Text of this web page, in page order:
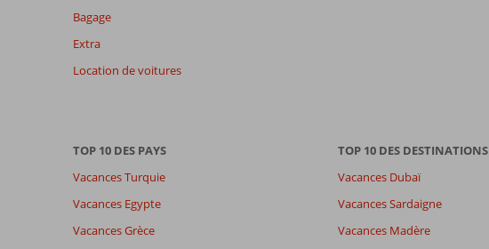
présentés.
sur
avis.
Note totale
Bagage
Extra
Location de voitures
TOP 10 DES PAYS
Vacances Turquie
Vacances Egypte
Vacances Grèce
TOP 10 DES DESTINATIONS
Vacances Dubaï
Vacances Sardaigne
Vacances Madère